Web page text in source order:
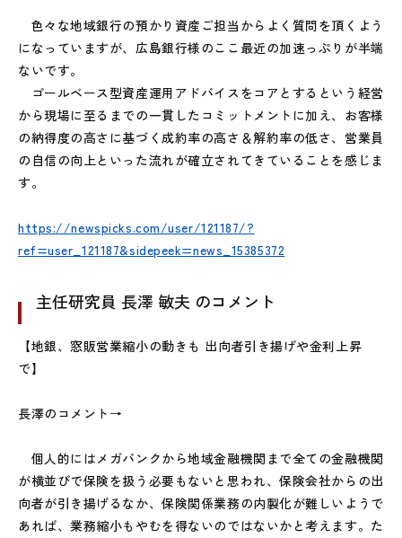
色々な地域銀行の預かり資産ご担当からよく質問を頂くよう
になっていますが、広島銀行様のここ最近の加速っぷりが半端
ないです。
ゴールベース型資産運用アドバイスをコアとするという経営
から現場に至るまでの一貫したコミットメントに加え、お客様
の納得度の高さに基づく成約率の高さ＆解約率の低さ、営業員
の自信の向上といった流れが確立されてきていることを感じま
す。
https://newspicks.com/user/121187/?
ref=user_121187&sidepeek=news_15385372
主任研究員 長澤 敏夫 のコメント
【地銀、窓販営業縮小の動きも 出向者引き揚げや金利上昇
で】
長澤のコメント→
個人的にはメガバンクから地域金融機関まで全ての金融機関
が横並びで保険を扱う必要もないと思われ、保険会社からの出
向者が引き揚げるなか、保険関係業務の内製化が難しいようで
あれば、業務縮小もやむを得ないのではないかと考えます。た